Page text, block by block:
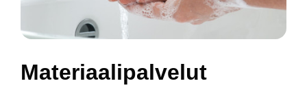
Ma­te­riaa­li­pal­ve­lut